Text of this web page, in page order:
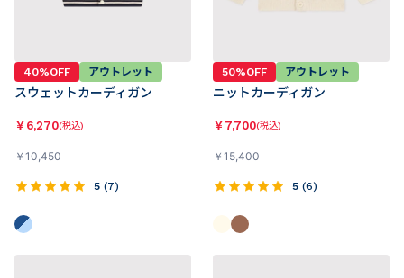
40%OFF アウトレット
スウェットカーディガン
￥ 6,270(税込)
￥10,450
5 (7)
50%OFF アウトレット
ニットカーディガン
￥ 7,700(税込)
￥15,400
5 (6)